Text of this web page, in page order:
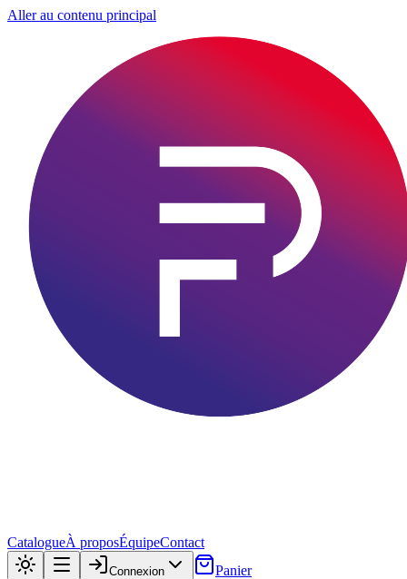
Aller au contenu principal
CatalogueÀ proposÉquipeContact
Connexion Panier